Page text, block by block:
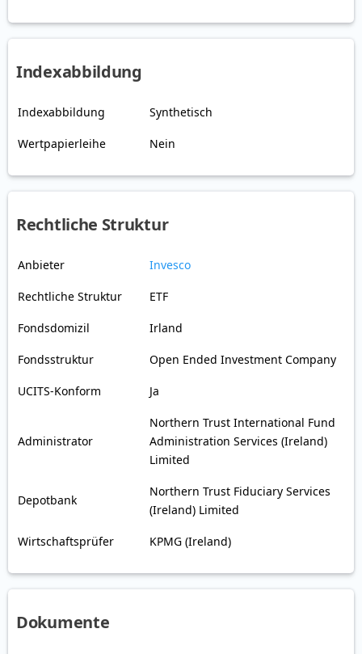
Indexabbildung
Indexabbildung Synthetisch
Wertpapierleihe Nein
Rechtliche Struktur
Anbieter Invesco
Rechtliche Struktur ETF
Fondsdomizil Irland
Fondsstruktur Open Ended Investment Company
UCITS-Konform Ja
Administrator
Northern Trust International Fund
Administration Services (Ireland)
Limited
Depotbank
Northern Trust Fiduciary Services
(Ireland) Limited
Wirtschaftsprüfer KPMG (Ireland)
Dokumente